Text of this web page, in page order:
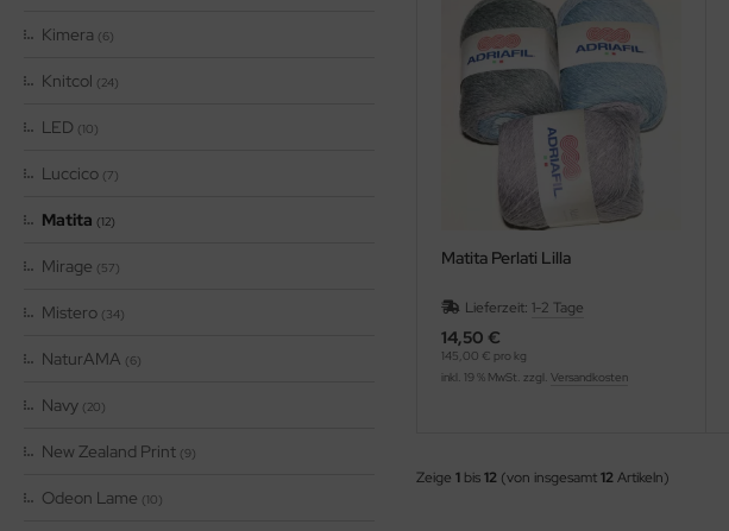
Kimera (6)
Knitcol (24)
LED (10)
Luccico (7)
Matita (12)
Mirage (57)
Mistero (34)
NaturAMA (6)
Navy (20)
New Zealand Print (9)
Odeon Lame (10)
Matita Perlati Lilla
Lieferzeit: 1-2 Tage
14,50 €
145,00 € pro kg
inkl. 19 % MwSt. zzgl. Versandkosten
Zeige 1 bis12 (von insgesamt12Artikeln)